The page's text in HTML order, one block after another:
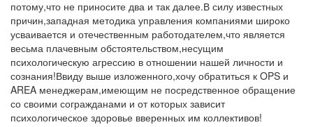
потому,что не приносите два и так далее.В силу известных
причин,западная методика управления компаниями широко
усваивается и отечественным работодателем,что является
весьма плачевным обстоятельством,несущим
психологическую агрессию в отношении нашей личности и
сознания!Ввиду выше изложенного,хочу обратиться к OPS и
AREA менеджерам,имеющим не посредственное обращение
со своими согражданами и от которых зависит
психологическое здоровье вверенных им коллективов!